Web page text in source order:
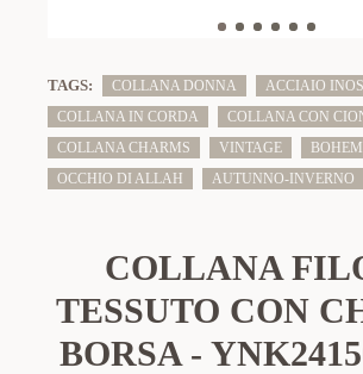
TAGS: COLLANA DONNA
ACCIAIO
COLLANA IN CORDA
COLLANA CON
COLLANA CHARMS
VINTAGE
OCCHIO DI ALLAH
AUTUNNO-INVERNO
COLLANA
TESSUTO CON
BORSA -